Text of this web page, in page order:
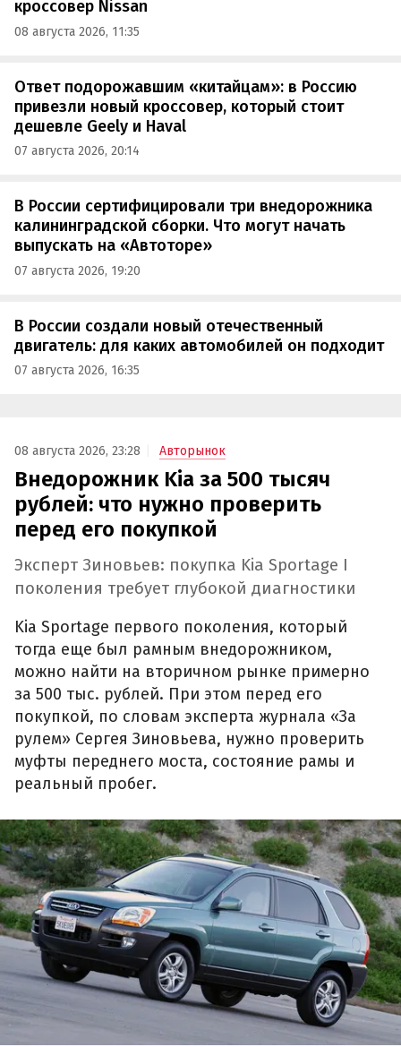
кроссовер Nissan
08 августа 2026, 11:35
Ответ подорожавшим «китайцам»: в Россию
привезли новый кроссовер, который стоит
дешевле Geely и Haval
07 августа 2026, 20:14
В России сертифицировали три внедорожника
калининградской сборки. Что могут начать
выпускать на «Автоторе»
07 августа 2026, 19:20
В России создали новый отечественный
двигатель: для каких автомобилей он подходит
07 августа 2026, 16:35
08 августа 2026, 23:28 Авторынок
Внедорожник Kia за 500 тысяч
рублей: что нужно проверить
перед его покупкой
Эксперт Зиновьев: покупка Kia Sportage I
поколения требует глубокой диагностики
Kia Sportage первого поколения, который
тогда еще был рамным внедорожником,
можно найти на вторичном рынке примерно
за 500 тыс. рублей. При этом перед его
покупкой, по словам эксперта журнала «За
рулем» Сергея Зиновьева, нужно проверить
муфты переднего моста, состояние рамы и
реальный пробег.